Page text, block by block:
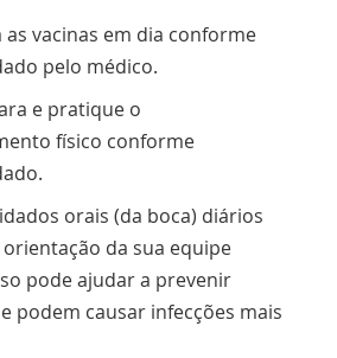
as vacinas em dia conforme
pelo médico.
e pratique o
físico conforme
orais (da boca) diários
da sua equipe
pode ajudar a prevenir
podem causar infecções mais